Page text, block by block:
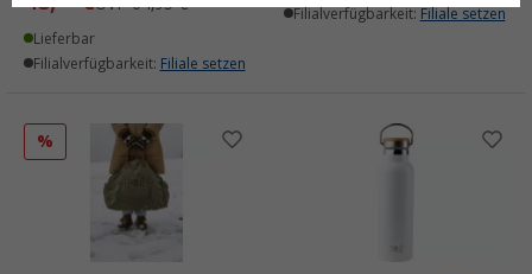
Lieferbar
Filialverfügbarkeit: Filiale setzen
Filialverfügbarkeit: Filiale setzen
%